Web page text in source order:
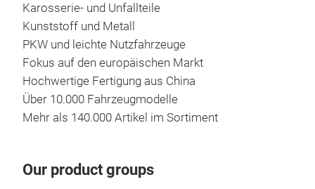
Karosserie- und Unfallteile
Kunststoff und Metall
PKW und leichte Nutzfahrzeuge
Fokus auf den europäischen Markt
Hochwertige Fertigung aus China
Über 10.000 Fahrzeugmodelle
Mehr als 140.000 Artikel im Sortiment
Our product groups